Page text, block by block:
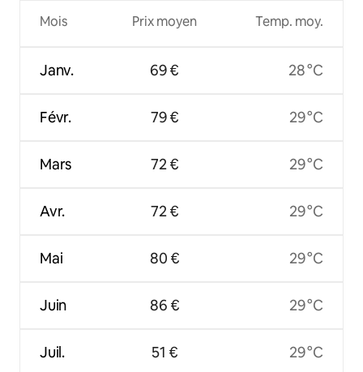
Mois
Janv.
Févr.
Mars
Avr.
Mai
Juin
Juil.
Prix moyen
69 €
79 €
72 €
72 €
80 €
86 €
51 €
Temp. moy.
28 °C
29 °C
29 °C
29 °C
29 °C
29 °C
29 °C